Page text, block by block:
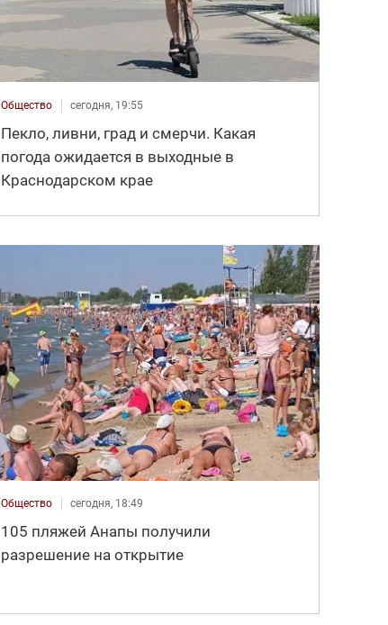
Общество сегодня, 19:55
Пекло, ливни, град и смерчи. Какая
погода ожидается в выходные в
Краснодарском крае
Общество сегодня, 18:49
105 пляжей Анапы получили
разрешение на открытие